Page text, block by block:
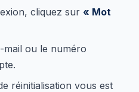
cliquez sur « Mot
mail ou le numéro
réinitialisation vous est